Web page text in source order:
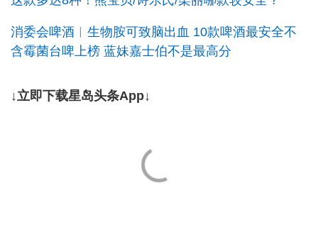
消委会啤酒︱生物胺可致脑出血 10款啤酒最安全不
含霉菌台啤上榜 蓝妹嘉士伯不是最高分
↓立即下载星岛头条App↓